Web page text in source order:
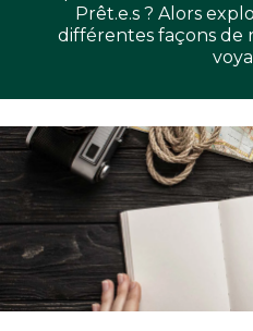
Prêt.e.s ? Alors
différentes façons de